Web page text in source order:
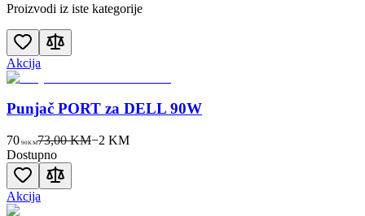
Proizvodi iz iste kategorije
Akcija
Punjač PORT za DELL 90W
70 90KM73,00 KM−2 KM
Dostupno
Akcija